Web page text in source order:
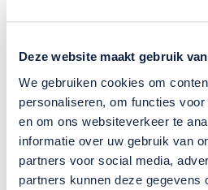
Deze website maakt gebruik
We gebruiken cookies om
personaliseren, om functies
en om ons websiteverkeer te
informatie over uw gebruik van
partners voor social media,
partners kunnen deze gegevens